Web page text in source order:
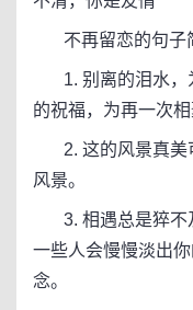
不再留恋的句子
1. 别离的泪水，
的祝福，为再一次相
2. 这的风景真美
风景。
3. 相遇总是猝不
一些人会慢慢淡出
念。